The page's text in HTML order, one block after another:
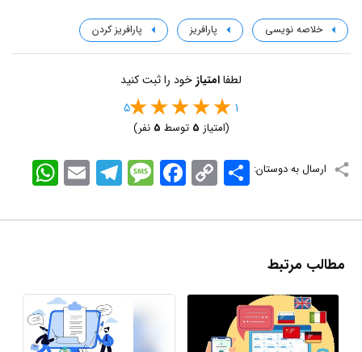
خلاصه نویسی پارافریز پارافریز کردن
لطفاامتیاز خود را ثبت کنید
1
5
(امتیاز 5 توسط 5 نفر)
ارسال به دوستان: WhatsApp EmailTelegramMessageFacebook Copy
Link
اشتراک
مطالب مرتبط